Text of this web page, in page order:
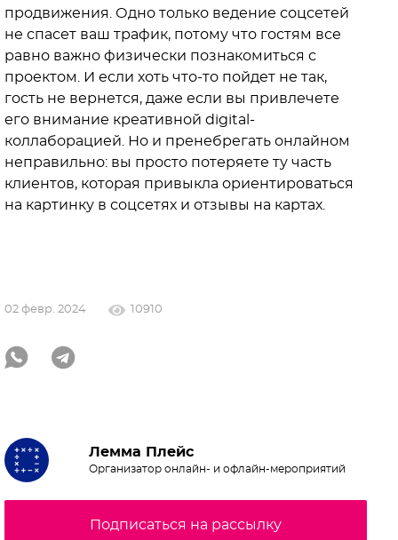
продвижения. Одно только ведение соцсетей
не спасет ваш трафик, потому что гостям все
равно важно физически познакомиться с
проектом. И если хоть что-то пойдет не так,
гость не вернется, даже если вы привлечете
его внимание креативной digital-
коллаборацией. Но и пренебрегать онлайном
неправильно: вы просто потеряете ту часть
клиентов, которая привыкла ориентироваться
на картинку в соцсетях и отзывы на картах.
02 февр. 2024 10910
Лемма Плейс
Организатор онлайн- и офлайн-мероприятий
Подписаться на рассылку